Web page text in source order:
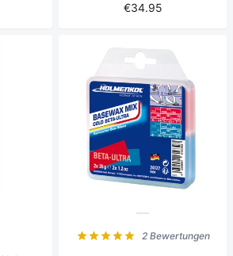
€34.95
2 Bewertungen